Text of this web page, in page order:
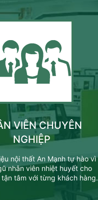
VIÊN CHUYÊN
NGHIỆP
nội thất An Mạnh tự hào vì
nhân viên nhiệt huyết cho
tâm với từng khách hàng.